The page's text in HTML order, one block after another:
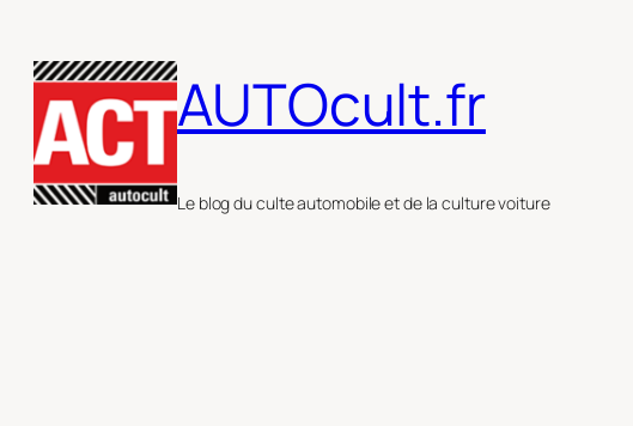
au
contenu
AUTOcult.fr
Le blog du culte automobile et de la culture voiture